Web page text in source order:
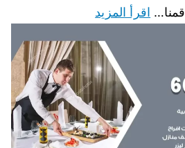
قمنا… اقرأ المزيد